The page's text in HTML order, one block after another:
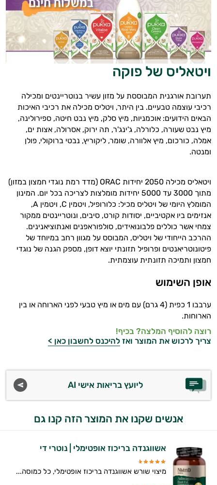
ויטאליס של פוקה
תערובת אורגנית המבוססת על מזון עשיר בנוטריינטים ומכילה
רכיבי עוצמה טבעיים. בין היתר, ויטליס מכילה את רכיבי האיכות
הבאים הידועים: אוכמניות, מיץ סלק, מיץ נבט חיטה, ספירולינה,
מיץ נבט שעורה, כלורלה, ג'ינג'ר, תה ירוק, אסרולה, אצות ים,
אמלה, כורכום, מיץ אלוורה, שומר, ליקוריץ, נבטי ברוקולי, פולן
ומנטה.
ויטאליס מכילה 2050 יחידות ORAC (מדד רמת נוגדי חמצון במזון)
מתוך 3000 עד 5000 יחידות מומלצות לצריכה בכל יום. המינון
המומלץ היומי של ויטליס מכיל: כלורופיל, ויטמין C, ויטמין A,
אנזימים ביו אקטיביים, יסודות קורט, סיבים, ונוטריינטים ממקור
צמחי אשר כוללים פלבונואידים, סולפוראפנים ואנתוציאנינים.
ההרכב הייחודי של ויטליס, המבוסס על מגוון רחב במיוחד של
פיטונוטריאנטים ופרופיל תזונתי יוצא דופן, מספק הגנה של נוגדי
חמצון ותמיכה תזונתית עוצמתית.
אופן השימוש
ערבבו 1 כפית (4 גרם) עם מים או מיץ טבעי לפני הארוחה או בין
הארוחות.
רוצה להוסיף המלצה? בכיף!
צריך לרכוש את המוצר ואז להיכנס לחשבון כאן >
ליועץ בריאות אישי AI
אנשים שקנו את המוצר הזה קנו גם
אשווגנדה בריכוז אופטימלי | נוטרי די
מיצוי שורש אשווגנדה בריכוז אופטימלי, כל כמוסה...
היי,
התשובות שלי מבוססות על מאגרי מידע קליניים
וספרות מקצועית בתחומי הרפואה הטבעית
ותזונת הספורט.
התזונה ומוצרי הבריאות המדויקים למטרות
ולמצב הגופני שלך, ולהסביר לך אילו רכיבים
יום וגם בתחום הכושר והספורט.
המטרה שלי היא להתאים עבורך המלצות
זה הזמן להתחיל. איך אוכל לעזור?